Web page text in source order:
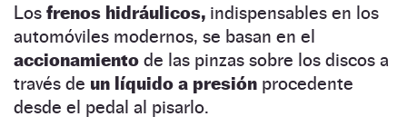
Los frenos hidráulicos, indispensables en los
automóviles modernos, se basan en el
accionamiento de las pinzas sobre los discos a
través de un líquido a presión procedente
desde el pedal al pisarlo.